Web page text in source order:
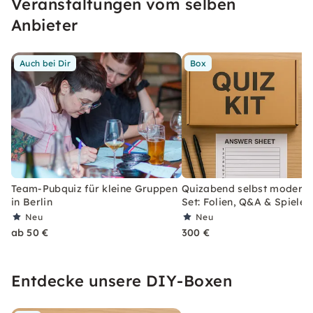
unvergesslichen Erlebnis. Buche uns für einen
Quizabend wie keinen anderen.
Veranstaltungen vom selben
Anbieter
Auch bei Dir
Team-Pubquiz für kleine Gruppen
in Berlin
Neu
ab 50 €
Box
Quizabend selbst
Set: Folien, Q&A & Spiele
Neu
300 €
Entdecke unsere DIY-Boxen